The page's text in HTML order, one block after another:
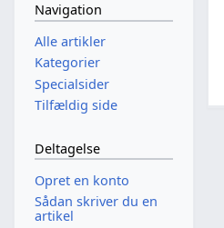
Navigation
Alle artikler
Kategorier
Specialsider
Tilfældig side
Deltagelse
Opret en konto
Sådan skriver du en
artikel